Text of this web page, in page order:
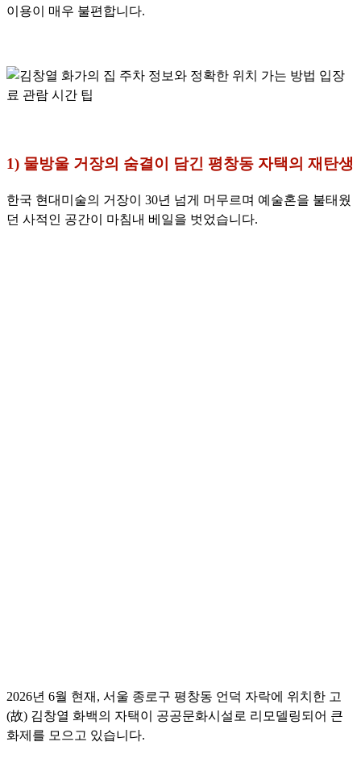
이용이 매우 불편합니다.
1) 물방울 거장의 숨결이 담긴 평창동 자택의 재탄생
한국 현대미술의 거장이 30년 넘게 머무르며 예술혼을 불태웠
던 사적인 공간이 마침내 베일을 벗었습니다.
2026년 6월 현재, 서울 종로구 평창동 언덕 자락에 위치한 고
(故) 김창열 화백의 자택이 공공문화시설로 리모델링되어 큰
화제를 모으고 있습니다.